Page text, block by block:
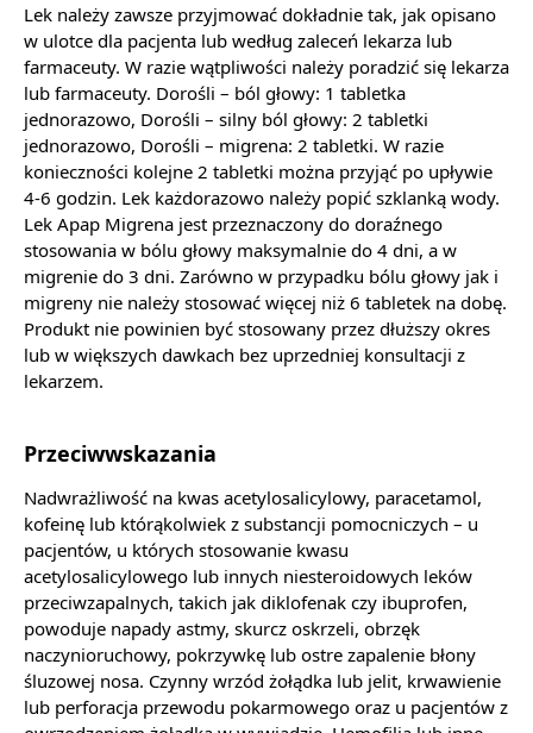
Lek należy zawsze przyjmować dokładnie tak, jak opisano
w ulotce dla pacjenta lub według zaleceń lekarza lub
farmaceuty. W razie wątpliwości należy poradzić się lekarza
lub farmaceuty. Dorośli – ból głowy: 1 tabletka
jednorazowo, Dorośli – silny ból głowy: 2 tabletki
jednorazowo, Dorośli – migrena: 2 tabletki. W razie
konieczności kolejne 2 tabletki można przyjąć po upływie
4-6 godzin. Lek każdorazowo należy popić szklanką wody.
Lek Apap Migrena jest przeznaczony do doraźnego
stosowania w bólu głowy maksymalnie do 4 dni, a w
migrenie do 3 dni. Zarówno w przypadku bólu głowy jak i
migreny nie należy stosować więcej niż 6 tabletek na dobę.
Produkt nie powinien być stosowany przez dłuższy okres
lub w większych dawkach bez uprzedniej konsultacji z
lekarzem.
Przeciwwskazania
Nadwrażliwość na kwas acetylosalicylowy, paracetamol,
kofeinę lub którąkolwiek z substancji pomocniczych – u
pacjentów, u których stosowanie kwasu
acetylosalicylowego lub innych niesteroidowych leków
przeciwzapalnych, takich jak diklofenak czy ibuprofen,
powoduje napady astmy, skurcz oskrzeli, obrzęk
naczynioruchowy, pokrzywkę lub ostre zapalenie błony
śluzowej nosa. Czynny wrzód żołądka lub jelit, krwawienie
lub perforacja przewodu pokarmowego oraz u pacjentów z